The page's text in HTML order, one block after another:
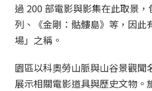
過 200 部電影與影集在此取景
列、《金剛：骷髏島》等，因此
場」之稱。
園區以科奧勞山脈與山谷景觀聞
展示相關電影道具與歷史文物。